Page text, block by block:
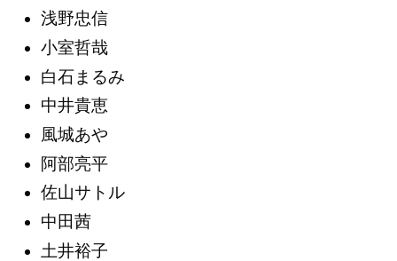
浅野忠信
小室哲哉
白石まるみ
中井貴恵
風城あや
阿部亮平
佐山サトル
中田茜
土井裕子